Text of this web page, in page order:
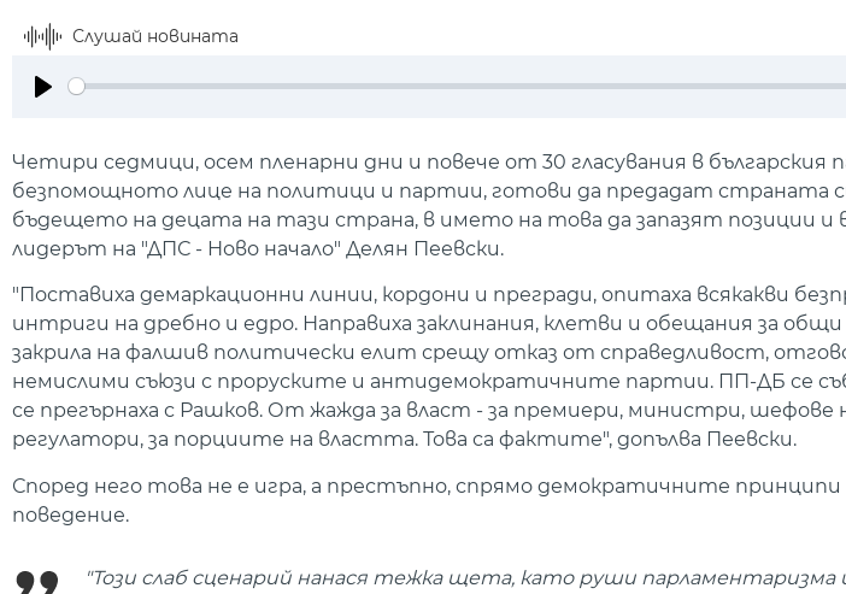
Слушай новината
Четири седмици, осем пленарни дни и повече от 30 гласувания в българския
безпомощното лице на политици и партии, готови да предадат страната
бъдещето на децата на тази страна, в името на това да запазят позиции и
лидерът на "ДПС - Ново начало" Делян Пеевски.
"Поставиха демаркационни линии, кордони и прегради, опитаха всякакви
интриги на дребно и едро. Направиха заклинания, клетви и обещания за
закрила на фалшив политически елит срещу отказ от справедливост,
немислими съюзи с проруските и антидемократичните партии. ПП-ДБ се
се прегърнаха с Рашков. От жажда за власт - за премиери, министри, шефове
регулатори, за порциите на властта. Това са фактите", допълва Пеевски.
Според него това не е игра, а престъпно, спрямо демократичните
поведение.
"Този слаб сценарий нанася тежка щета, като руши